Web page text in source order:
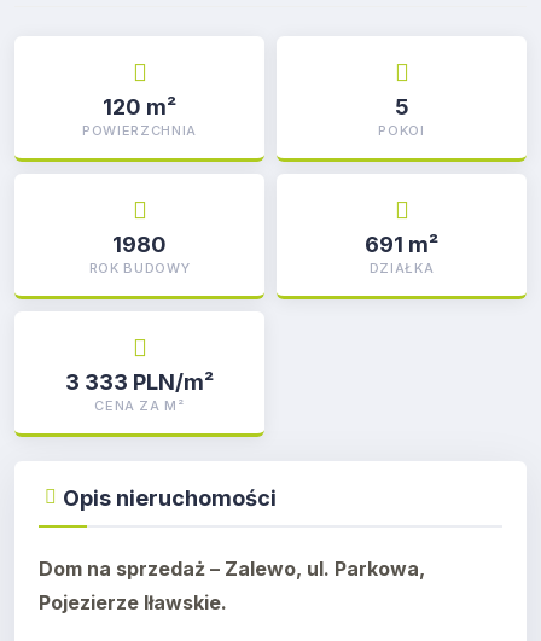
120 m²
POWIERZCHNIA
5
POKOI
1980
ROK BUDOWY
691 m²
DZIAŁKA
3 333 PLN/m²
CENA ZA M²
Opis nieruchomości
Dom na sprzedaż – Zalewo, ul. Parkowa,
Pojezierze Iławskie.